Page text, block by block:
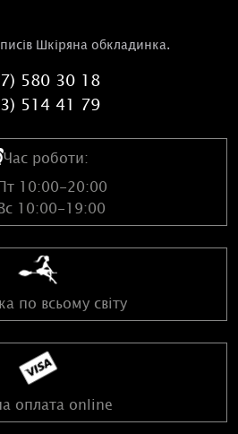
Шкіряна обкладинка.
580 30 18
514 41 79
Час роботи:
10:00-20:00
10:00-19:00
по всьому світу
оплата online